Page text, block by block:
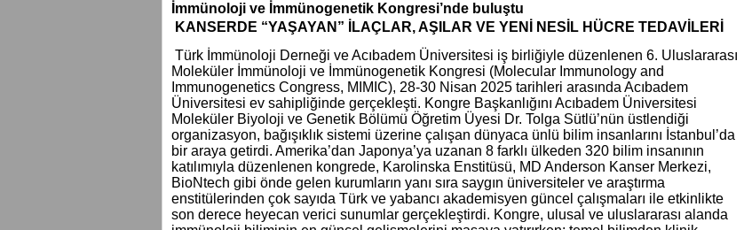
İmmünoloji ve İmmünogenetik Kongresi’nde buluştu
KANSERDE “YAŞAYAN” İLAÇLAR, AŞILAR VE YENİ NESİL HÜCRE TEDAVİLERİ
Türk İmmünoloji Derneği ve Acıbadem Üniversitesi iş birliğiyle düzenlenen 6. Uluslararası
Moleküler İmmünoloji ve İmmünogenetik Kongresi (Molecular Immunology and
Immunogenetics Congress, MIMIC), 28-30 Nisan 2025 tarihleri arasında Acıbadem
Üniversitesi ev sahipliğinde gerçekleşti. Kongre Başkanlığını Acıbadem Üniversitesi
Moleküler Biyoloji ve Genetik Bölümü Öğretim Üyesi Dr. Tolga Sütlü’nün üstlendiği
organizasyon, bağışıklık sistemi üzerine çalışan dünyaca ünlü bilim insanlarını İstanbul’da
bir araya getirdi. Amerika’dan Japonya’ya uzanan 8 farklı ülkeden 320 bilim insanının
katılımıyla düzenlenen kongrede, Karolinska Enstitüsü, MD Anderson Kanser Merkezi,
BioNtech gibi önde gelen kurumların yanı sıra saygın üniversiteler ve araştırma
enstitülerinden çok sayıda Türk ve yabancı akademisyen güncel çalışmaları ile etkinlikte
son derece heyecan verici sunumlar gerçekleştirdi. Kongre, ulusal ve uluslararası alanda